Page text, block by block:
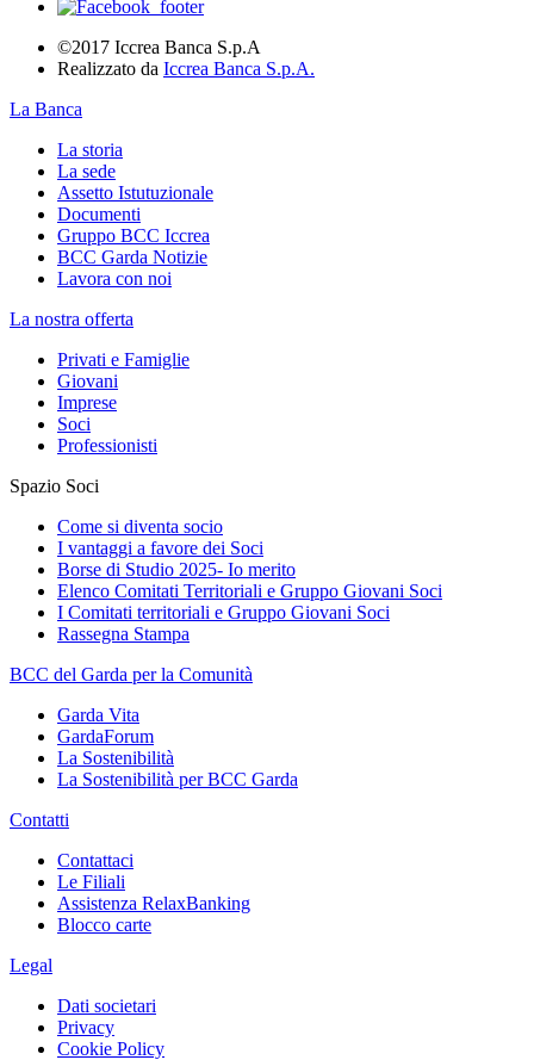
©2017 Iccrea Banca S.p.A
Realizzato da Iccrea Banca S.p.A.
La Banca
La storia
La sede
Assetto Istutuzionale
Documenti
Gruppo BCC Iccrea
BCC Garda Notizie
Lavora con noi
La nostra offerta
Privati e Famiglie
Giovani
Imprese
Soci
Professionisti
Spazio Soci
Come si diventa socio
I vantaggi a favore dei Soci
Borse di Studio 2025- Io merito
Elenco Comitati Territoriali e Gruppo Giovani Soci
I Comitati territoriali e Gruppo Giovani Soci
Rassegna Stampa
BCC del Garda per la Comunità
Garda Vita
GardaForum
La Sostenibilità
La Sostenibilità per BCC Garda
Contatti
Contattaci
Le Filiali
Assistenza RelaxBanking
Blocco carte
Legal
Dati societari
Privacy
Cookie Policy